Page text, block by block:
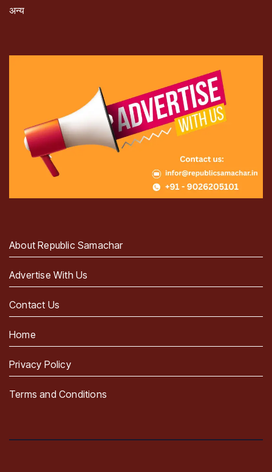
अन्य
About Republic Samachar
Advertise With Us
Contact Us
Home
Privacy Policy
Terms and Conditions